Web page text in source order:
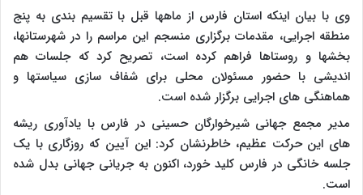
وی با بیان اینکه استان فارس از ماهها قبل با تقسیم بندی به پنج
منطقه اجرایی، مقدمات برگزاری منسجم این مراسم را در شهرستانها،
بخشها و روستاها فراهم کرده است، تصریح کرد که جلسات هم
اندیشی با حضور مسئولان محلی برای شفاف سازی سیاستها و
هماهنگی های اجرایی برگزار شده است.
مدیر مجمع جهانی شیرخوارگان حسینی در فارس با یادآوری ریشه
های این حرکت عظیم، خاطرنشان کرد: این آیین که روزگاری با یک
جلسه خانگی در فارس کلید خورد، اکنون به جریانی جهانی بدل شده
است.